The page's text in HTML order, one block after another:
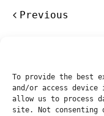
To provide the best
and/or access
allow us to process
site. Not consenting
PostPrevious